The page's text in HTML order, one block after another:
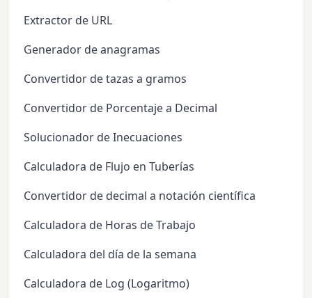
Extractor de URL
Generador de anagramas
Convertidor de tazas a gramos
Convertidor de Porcentaje a Decimal
Solucionador de Inecuaciones
Calculadora de Flujo en Tuberías
Convertidor de decimal a notación científica
Calculadora de Horas de Trabajo
Calculadora del día de la semana
Calculadora de Log (Logaritmo)